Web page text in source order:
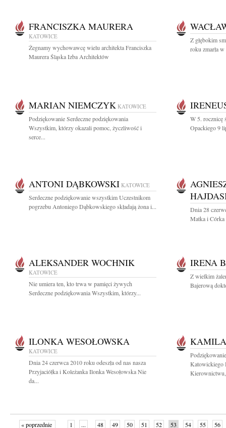
FRANCISZKA MAURERA
KATOWICE
Żegnamy wychowawcę wielu architekta Franciszka
Maurera Śląska Izba Architektów
Z głębokim
roku zmarła
MARIAN NIEMCZYK KATOWICE
Podziękowanie Serdeczne podziękowania
Wszystkim, którzy okazali pomoc, życzliwość i
serce...
W 5. rocznicę
Opackiego 9
ANTONI DĄBKOWSKI KATOWICE
Serdeczne podziękowanie wszystkim Uczestnikom
pogrzebu Antoniego Dąbkowskiego składają żona i...
Dnia 28
Matka i
ALEKSANDER WOCHNIK
KATOWICE
Nie umiera ten, kto trwa w pamięci żywych
Serdeczne podziękowania Wszystkim, którzy...
IRENA
Z wielkim
Bajerową
ILONKA WESOŁOWSKA
KATOWICE
Dnia 24 czerwca 2010 roku odeszła od nas nasza
Przyjaciółka i Koleżanka Ilonka Wesołowska Nie
da...
Katowickiego
« poprzednie 1 ... 48 49 50 51 52 53 54 55 56